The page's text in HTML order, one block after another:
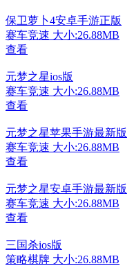
保卫萝卜4安卓手游正版
赛车竞速 大小:26.88MB
查看
元梦之星ios版
赛车竞速 大小:26.88MB
查看
元梦之星苹果手游最新版
赛车竞速 大小:26.88MB
查看
元梦之星安卓手游最新版
赛车竞速 大小:26.88MB
查看
三国杀ios版
策略棋牌 大小:26.88MB